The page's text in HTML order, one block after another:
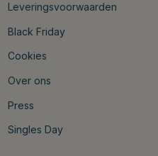
Leveringsvoorwaarden
Black Friday
Cookies
Over ons
Press
Singles Day